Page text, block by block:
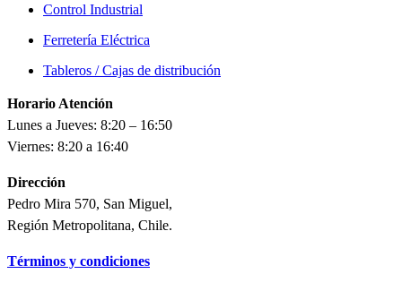
Control Industrial
Ferretería Eléctrica
Tableros / Cajas de distribución
Horario Atención
Lunes a Jueves: 8:20 – 16:50
Viernes: 8:20 a 16:40
Dirección
Pedro Mira 570, San Miguel,
Región Metropolitana, Chile.
Términos y condiciones